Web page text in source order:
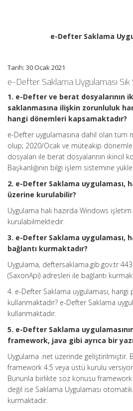
e-Defter Saklama
Tarih: 30 Ocak 2021
e-Defter Saklama Uygulaması
1. e-Defter ve berat dosyalarının
saklanmasına ilişkin zorunluluk
hangi dönemleri kapsamaktadır?
e-Defter uygulamasına dahil olan tüm
olup; 2020/Ocak ve müteakip
dosyaları ile berat dosyalarının ikincil
Başkanlığının bilgi işlem sistemine
2. e-Defter Saklama uygulaması,
üzerine kurulabilir?
Uygulama hali hazırda Windows
kurulabilmektedir.
3. e-Defter Saklama uygulaması,
bağlantı kurmaktadır?
Uygulama, deftersaklama.gib.gov.tr
(SaxonApi) adresleri ile bağlantı
4. e-Defter Saklama uygulaması,
kullanmaktadır? e-Defter Saklama
kullanmaktadır.
5. e-Defter Saklama
framework, java gibi ayrıca bir
Uygulama .net üzerinde geliştirilmiştir.
framework 4.5 veya üstü kurulu
Bununla birlikte söz konusu framework
değil ise Saklama Uygulaması
kurmaktadır.